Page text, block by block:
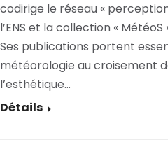
codirige le réseau «
l’ENS et la collection «
Ses publications portent
météorologie au croisement
l’esthétique…
Détails